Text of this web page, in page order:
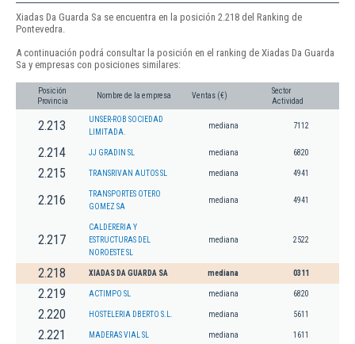
Xiadas Da Guarda Sa se encuentra en la posición 2.218 del Ranking de
Pontevedra.
A continuación podrá consultar la posición en el ranking de Xiadas Da Guarda
Sa y empresas con posiciones similares:
Posición
Provincia
Nombre de la empresa Ventas (€)
Sector
Actividad
2.213
UNSER-ROB SOCIEDAD
LIMITADA.
mediana 7112
2.214 JJ GRADIN SL mediana 6820
2.215 TRANSRIVAN AUTOS SL mediana 4941
2.216
TRANSPORTES OTERO
GOMEZ SA
mediana 4941
2.217
CALDERERIA Y
ESTRUCTURAS DEL
NOROESTE SL
mediana 2522
2.218 XIADAS DA GUARDA SA mediana 0311
2.219 ACTIMPO SL mediana 6820
2.220 HOSTELERIA DBERTO S.L. mediana 5611
2.221 MADERAS VIAL SL mediana 1611